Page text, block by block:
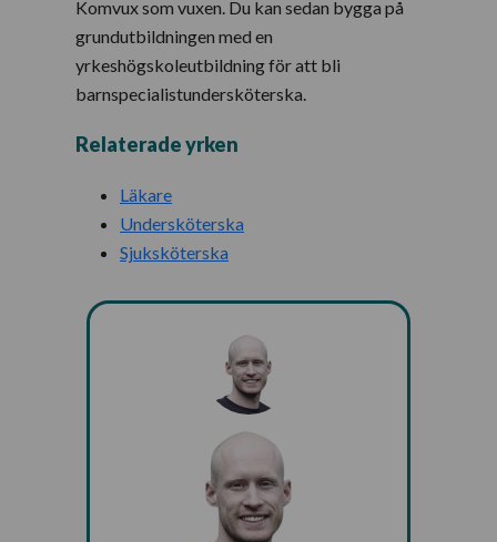
Komvux som vuxen. Du kan sedan bygga på
grundutbildningen med en
yrkeshögskoleutbildning för att bli
barnspecialistundersköterska.
Relaterade yrken
Läkare
Undersköterska
Sjuksköterska